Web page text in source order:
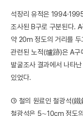
석장리 유적은
조사된 B구로 구분된다.
약 20m 정도의 거리를 두
관련된 노적(爐跡)은 A구
발굴조사 결과에서 나타
있었다.
① 철의 원료인 철광석(鐵
철광석은 5∼10cm 정도